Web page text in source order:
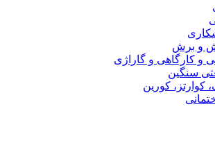
و برش
و کارگاهی و گاراژی
سنگین
کوارتز، کورین